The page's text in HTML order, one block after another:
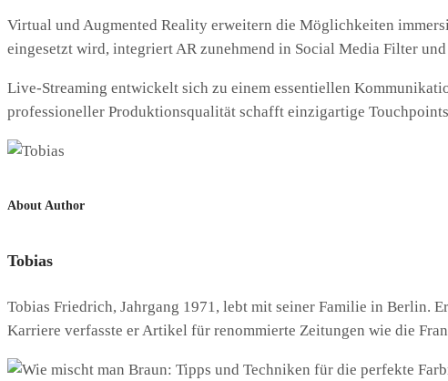
Virtual und Augmented Reality erweitern die Möglichkeiten
eingesetzt wird, integriert AR zunehmend in Social Media Filter
Live-Streaming entwickelt sich zu einem essentiellen
professioneller Produktionsqualität schafft einzigartige
About Author
Tobias
Tobias Friedrich, Jahrgang 1971, lebt mit seiner Familie in Berlin.
Karriere verfasste er Artikel für renommierte Zeitungen wie die